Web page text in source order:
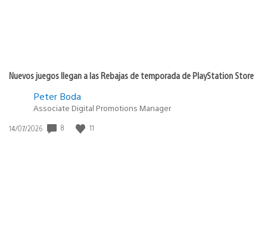
Nuevos juegos llegan a las Rebajas de temporada de PlayStation Store
Peter Boda
Associate Digital Promotions Manager
Fecha
14/07/2026 8 11